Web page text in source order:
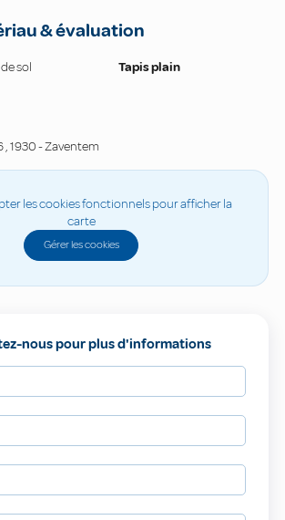
& évaluation
sol Tapis plain
,1930-Zaventem
les cookies fonctionnels pour afficher la
carte
Gérer les cookies
nous pour plus d'informations